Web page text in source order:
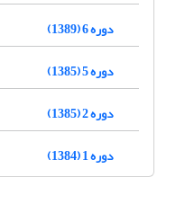
دوره 6 (1389)
دوره 5 (1385)
دوره 2 (1385)
دوره 1 (1384)